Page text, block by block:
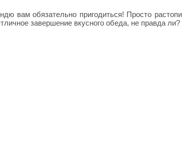
вам обязательно пригодиться! Просто
завершение вкусного обеда, не правда ли?